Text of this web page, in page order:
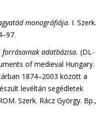
monográfiája. I. Szerk.
adatbázisa. (DL-
of medieval Hungary.
1874–2003 között a
levéltári segédletek
Szerk. Rácz György. Bp.,